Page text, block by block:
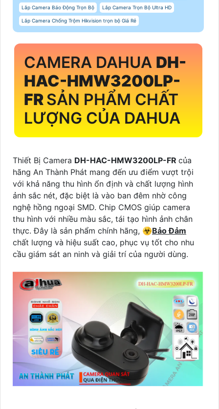
Lắp Camera Báo Động Trọn Bộ Lắp Camera Trọn Bộ Ultra HD
Lắp Camera Chống Trộm Hikvision trọn bộ Giá Rẻ
CAMERA DAHUA DH-
HAC-HMW3200LP-
FRSẢN PHẨM CHẤT
LƯỢNG CỦA DAHUA
Thiết Bị Camera DH-HAC-HMW3200LP-FR của
hãng An Thành Phát mang đến ưu điểm vượt trội
với khả năng thu hình ổn định và chất lượng hình
ảnh sắc nét, đặc biệt là vào ban đêm nhờ công
nghệ hồng ngoại SMD. Chip CMOS giúp camera
thu hình với nhiều màu sắc, tái tạo hình ảnh chân
thực. Đây là sản phẩm chính hãng, ☣️Bảo Đảm
chất lượng và hiệu suất cao, phục vụ tốt cho nhu
cầu giám sát an ninh và giải trí của người dùng.